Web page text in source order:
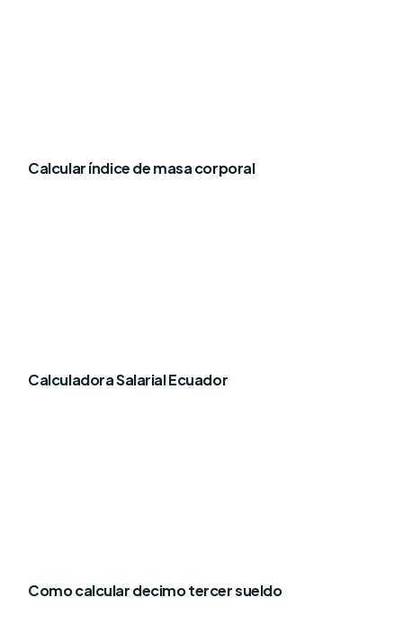
Calcular índice de masa corporal
Calculadora Salarial Ecuador
Como calcular decimo tercer sueldo